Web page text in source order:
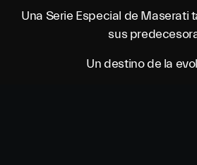
Una Serie Especial de Maserati
sus
Un destino de la